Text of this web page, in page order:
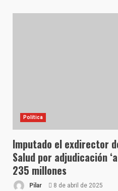
Política
Imputado el exdirector
Salud por adjudicación
235 millones
Pilar 8 de abril de 2025